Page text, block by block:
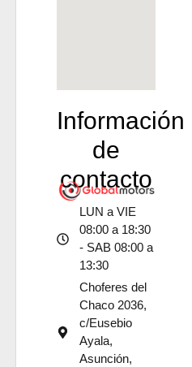
Información
de
contacto
LUN a VIE
08:00 a 18:30
- SAB 08:00 a
13:30
Choferes del
Chaco 2036,
c/Eusebio
Ayala,
Asunción,